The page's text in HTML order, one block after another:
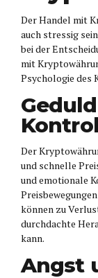
Der Handel mit
auch stressig
bei der
mit
Psychologie des
Der
und schnelle
und emotionale
können zu
durchdachte
kann.
Angst